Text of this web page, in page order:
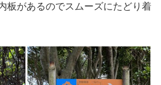
板があるのでスムーズにたどり着